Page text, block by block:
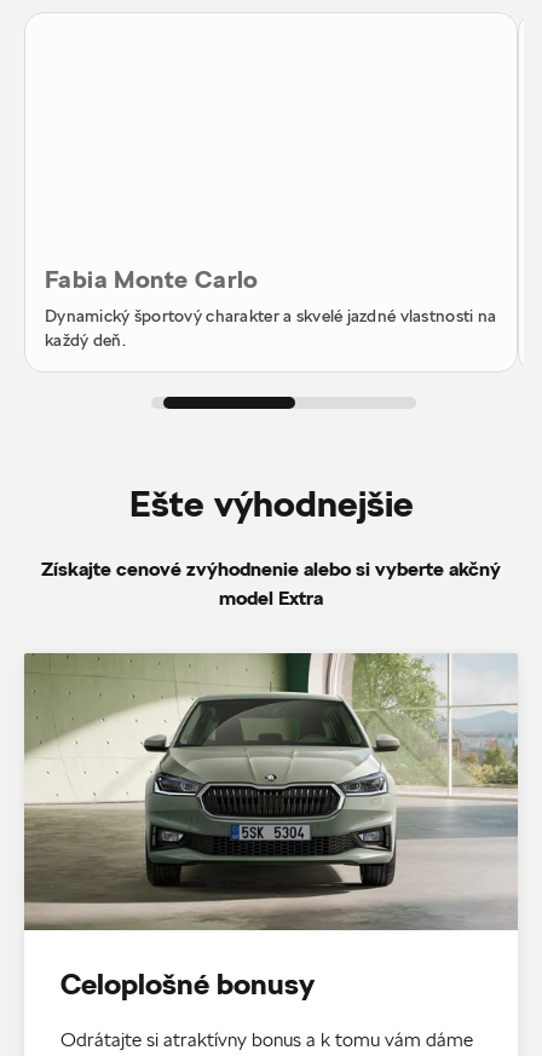
Fabia Monte Carlo
Dynamický športový charakter a skvelé jazdné vlastnosti na
každý deň.
Ešte výhodnejšie
Získajte cenové zvýhodnenie alebo si vyberte akčný
model Extra
Celoplošné bonusy
Odrátajte si atraktívny bonus a k tomu vám dáme